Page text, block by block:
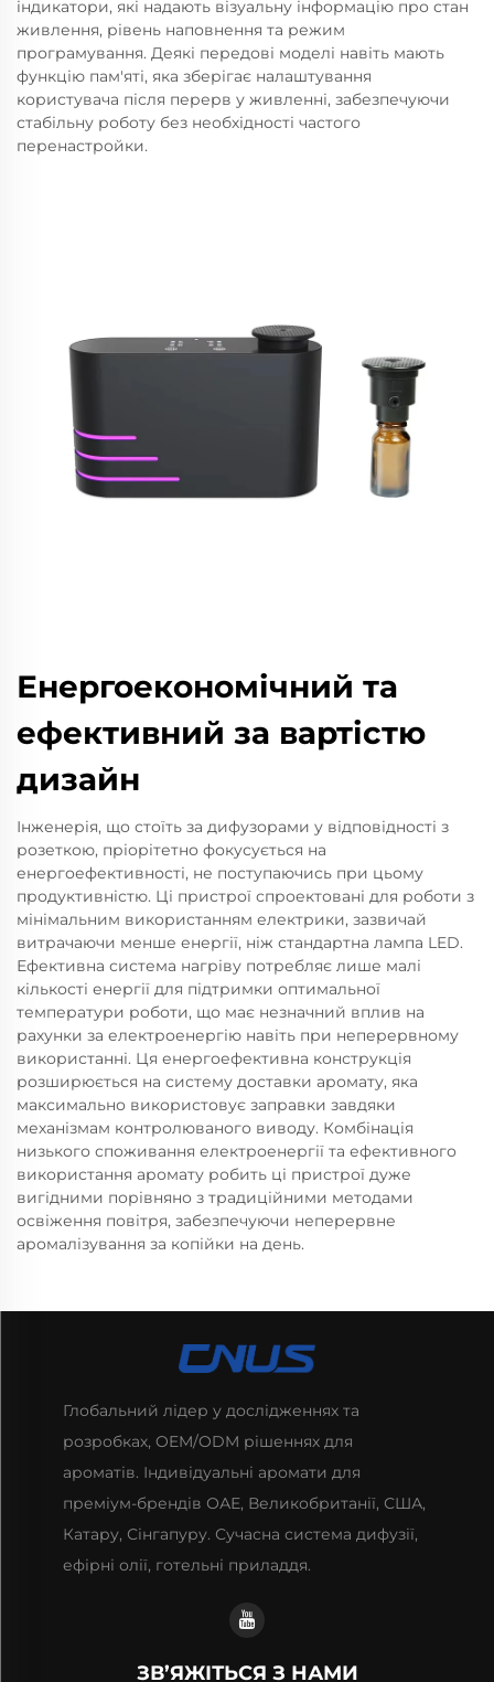
індикатори, які надають візуальну інформацію про стан
живлення, рівень наповнення та режим
програмування. Деякі передові моделі навіть мають
функцію пам'яті, яка зберігає налаштування
користувача після перерв у живленні, забезпечуючи
стабільну роботу без необхідності частого
перенастройки.
Енергоекономічний та
ефективний за вартістю
дизайн
Інженерія, що стоїть за дифузорами у відповідності з
розеткою, пріорітетно фокусується на
енергоефективності, не поступаючись при цьому
продуктивністю. Ці пристрої спроектовані для роботи з
мінімальним використанням електрики, зазвичай
витрачаючи менше енергії, ніж стандартна лампа LED.
Ефективна система нагріву потребляє лише малі
кількості енергії для підтримки оптимальної
температури роботи, що має незначний вплив на
рахунки за електроенергію навіть при неперервному
використанні. Ця енергоефективна конструкція
розширюється на систему доставки аромату, яка
максимально використовує заправки завдяки
механізмам контролюваного виводу. Комбінація
низького споживання електроенергії та ефективного
використання аромату робить ці пристрої дуже
вигідними порівняно з традиційними методами
освіження повітря, забезпечуючи неперервне
аромалізування за копійки на день.
Глобальний лідер у дослідженнях та
розробках, OEM/ODM рішеннях для
ароматів. Індивідуальні аромати для
преміум-брендів ОАЕ, Великобританії, США,
Катару, Сінгапуру. Сучасна система дифузії,
ефірні олії, готельні приладдя.
ЗВ’ЯЖІТЬСЯ З НАМИ